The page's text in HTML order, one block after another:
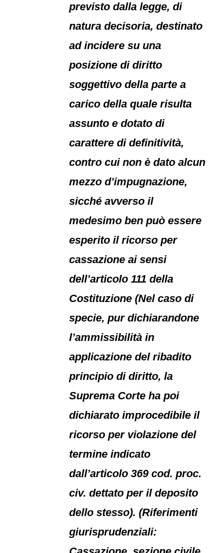
previsto dalla legge, di
natura decisoria, destinato
ad incidere su una
posizione di diritto
soggettivo della parte a
carico della quale risulta
assunto e dotato di
carattere di definitività,
contro cui non è dato alcun
mezzo d’impugnazione,
sicché avverso il
medesimo ben può essere
esperito il ricorso per
cassazione ai sensi
dell’articolo 111 della
Costituzione (Nel caso di
specie, pur dichiarandone
l’ammissibilità in
applicazione del ribadito
principio di diritto, la
Suprema Corte ha poi
dichiarato improcedibile il
ricorso per violazione del
termine indicato
dall’articolo 369 cod. proc.
civ. dettato per il deposito
dello stesso). (Riferimenti
giurisprudenziali: